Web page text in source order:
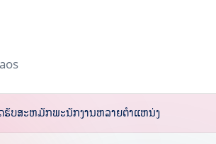
ດຮັບສະຫມັກພະນັກງານຫລາຍຕໍາແຫນ່ງ